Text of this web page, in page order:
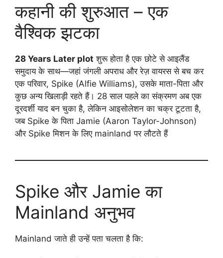
कहानी की शुरुआत – एक
वैश्विक झटका
28 Years Later plot शुरू होता है एक छोटे से आइलैंड
समुदाय के साथ—जहां जंगली अपराध और रेज़ वायरस से बच कर
एक परिवार, Spike (Alfie Williams), उसके माता-पिता और
कुछ अन्य खिलाड़ी रहते हैं। 28 साल पहले का संक्रमण अब एक
दूरदर्शी याद बन चुका है, लेकिन आइसोलेशन का चक्र टूटता है,
जब Spike के पिता Jamie (Aaron Taylor-Johnson)
और Spike मिशन के लिए mainland पर लौटते हैं
Spike और Jamie का
Mainland अनुभव
Mainland जाते ही उन्हें पता चलता है कि: